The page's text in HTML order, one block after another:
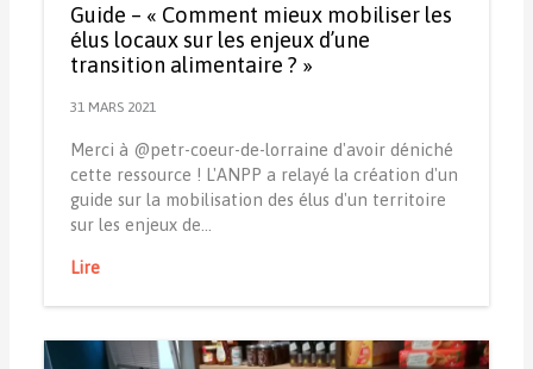
Guide – « Comment mieux mobiliser les
élus locaux sur les enjeux d’une
transition alimentaire ? »
31 MARS 2021
Merci à @petr-coeur-de-lorraine d'avoir déniché
cette ressource ! L'ANPP a relayé la création d'un
guide sur la mobilisation des élus d'un territoire
sur les enjeux de…
Lire